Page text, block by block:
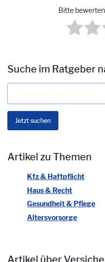
Bitte
Suche im Ratgeber
Artikel zu Themen
Kfz & Haftpflicht
Haus & Recht
Gesundheit & Pflege
Altersvorsorge